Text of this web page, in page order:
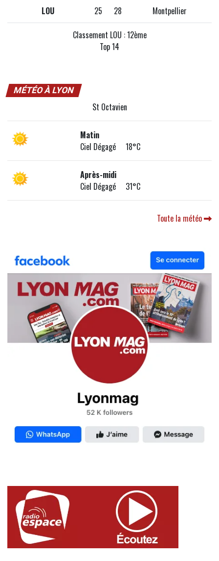
LOU 25 28 Montpellier
Classement LOU : 12ème
Top 14
MÉTÉO À LYON
St Octavien
Matin
Ciel Dégagé 18°C
Après-midi
Ciel Dégagé 31°C
Toute la météo